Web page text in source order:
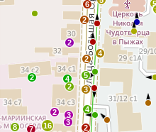
4
2
3
5
2
4
4
7
8 16 2
3
3
2
2
2
2
6